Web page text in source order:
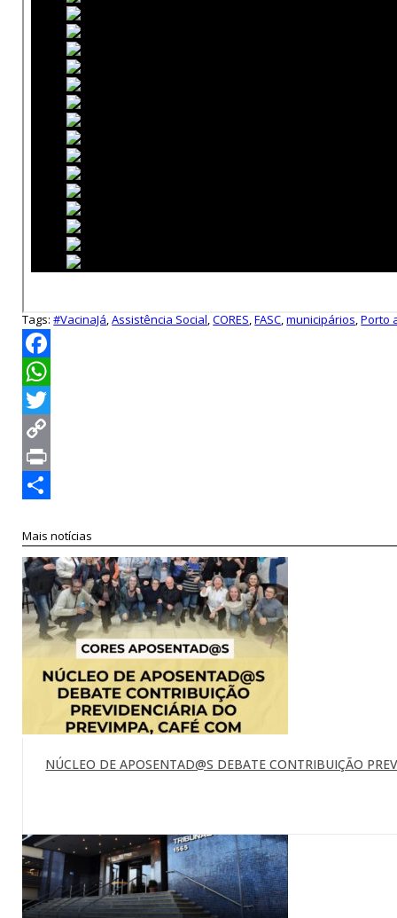
Tags:#VacinaJá,Assistência Social,CORES,FASC,municipários,Porto
Facebook
WhatsApp
Twitter
Copy
Link
Print
Mais notícias
NÚCLEO DE APOSENTAD@S DEBATE CONTRIBUIÇÃO